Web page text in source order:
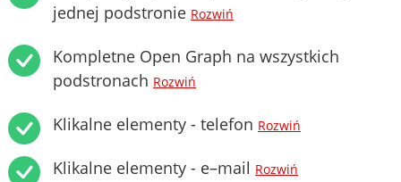
jednej podstronie Rozwiń
Kompletne Open Graph na wszystkich
podstronach Rozwiń
Klikalne elementy - telefon Rozwiń
Klikalne elementy - e–mail Rozwiń